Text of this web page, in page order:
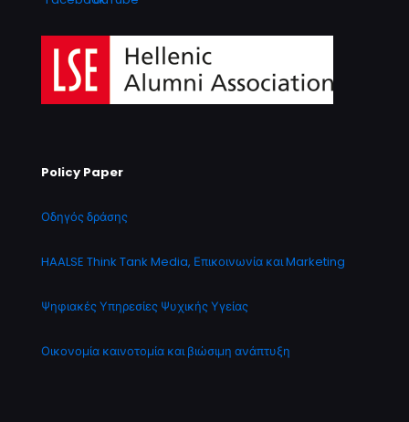
Policy Paper
Οδηγός δράσης
HAALSE Think Tank Media, Επικοινωνία και Marketing
Ψηφιακές Υπηρεσίες Ψυχικής Υγείας
Οικονομία καινοτομία και βιώσιμη ανάπτυξη